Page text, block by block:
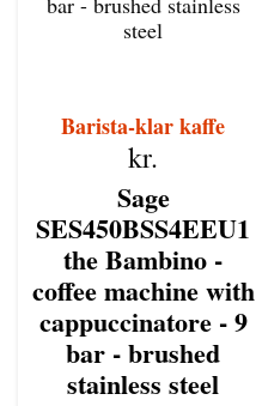
Barista-klar kaffe
Sage
SES450BSS4EEU1
the Bambino -
coffee machine with
cappuccinatore - 9
bar - brushed
stainless steel
kr.